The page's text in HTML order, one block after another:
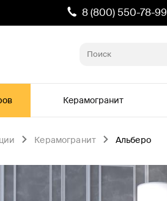
8 (800) 550-78-99
Керамогранит
Керамогранит Альберо